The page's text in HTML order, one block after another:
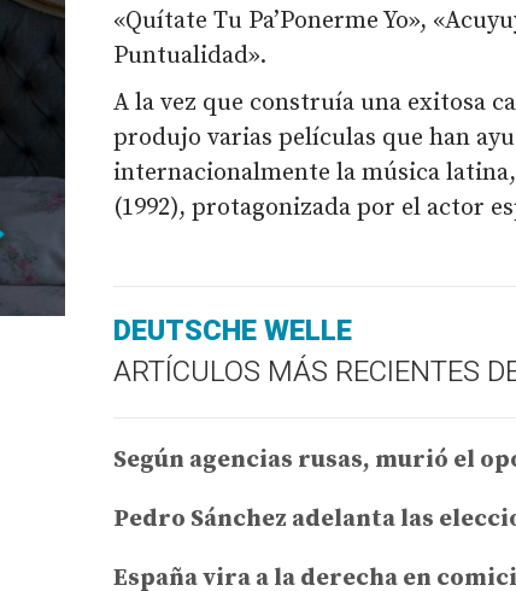
«Quítate Tu Pa’Ponerme Yo»,
Puntualidad».
A la vez que construía una exitosa
produjo varias películas que han
internacionalmente la música
(1992), protagonizada por el actor
DEUTSCHE WELLE
ARTÍCULOS MÁS RECIENTES
Según agencias rusas, murió el
Pedro Sánchez adelanta las
España vira a la derecha en